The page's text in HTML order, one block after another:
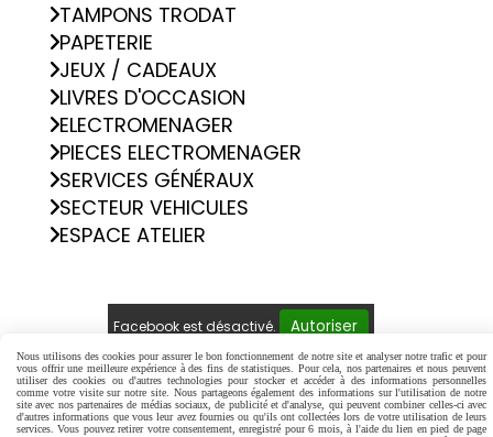
TAMPONS TRODAT
PAPETERIE
JEUX / CADEAUX
LIVRES D'OCCASION
ELECTROMENAGER
PIECES ELECTROMENAGER
SERVICES GÉNÉRAUX
SECTEUR VEHICULES
ESPACE ATELIER
Facebook est désactivé. Autoriser
Mentions Légales
Conditions générales de vente
Politique de confidentialité
Gestion cookies
Mon Compte
Créer un site internet
Nous utilisons des cookies pour assurer le bon fonctionnement de notre site et analyser notre trafic et pour
vous offrir une meilleure expérience à des fins de statistiques. Pour cela, nos partenaires et nous peuvent
utiliser des cookies ou d'autres technologies pour stocker et accéder à des informations personnelles
comme votre visite sur notre site. Nous partageons également des informations sur l'utilisation de notre
site avec nos partenaires de médias sociaux, de publicité et d'analyse, qui peuvent combiner celles-ci avec
d'autres informations que vous leur avez fournies ou qu'ils ont collectées lors de votre utilisation de leurs
services. Vous pouvez retirer votre consentement, enregistré pour 6 mois, à l'aide du lien en pied de page